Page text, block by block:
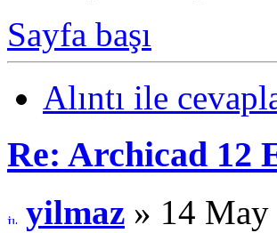
Sayfa başı
Alıntı ile
Re: Archicad 12
yilmaz » 14